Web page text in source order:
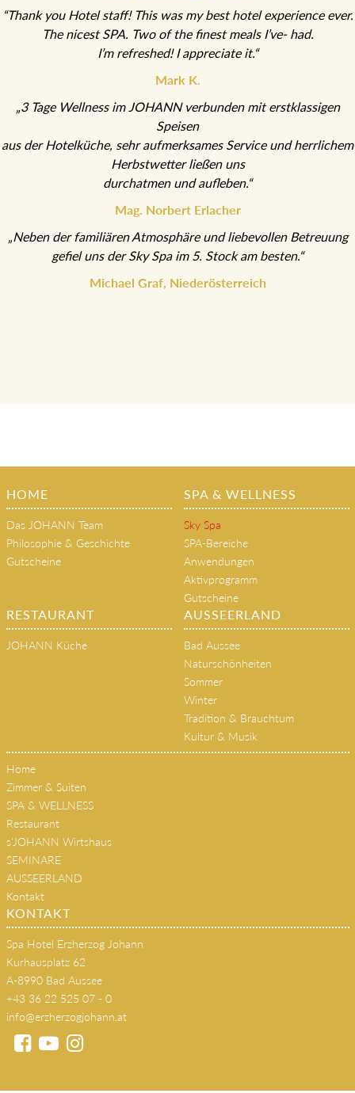
“Thank you Hotel staff! This was my best hotel experience ever.
The nicest SPA. Two of the finest meals I’ve- had.
Mark K.
„3 Tage Wellness im JOHANN verbunden mit erstklassigen
Speisen
aus der Hotelküche, sehr aufmerksames Service und
herrlichem Herbstwetter ließen uns
durchatmen und aufleben.“
Mag. Norbert Erlacher
„Neben der familiären Atmosphäre und liebevollen Betreuung
gefiel uns der Sky Spa im 5. Stock am besten.“
HOME
Das JOHANN Team
Philosophie & Geschichte
SPA & WELLNESS
Sky Spa
SPA-Bereiche
Anwendungen
Aktivprogramm
Gutscheine
RESTAURANT AUSSEERLAND
Bad Aussee
Naturschönheiten
Sommer
Winter
Tradition & Brauchtum
Home
Zimmer & Suiten
SPA & WELLNESS
Restaurant
s'JOHANN Wirtshaus
SEMINARE
AUSSEERLAND
Kontakt
KONTAKT
Spa Hotel Erzherzog Johann
Kurhausplatz 62
A-8990 Bad Aussee
+43 36 22 525 07 - 0
info@erzherzogjohann.at